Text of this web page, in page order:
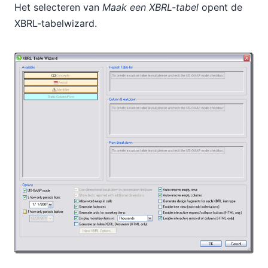
Het selecteren van Maak een XBRL-tabel opent de
XBRL-tabelwizard.